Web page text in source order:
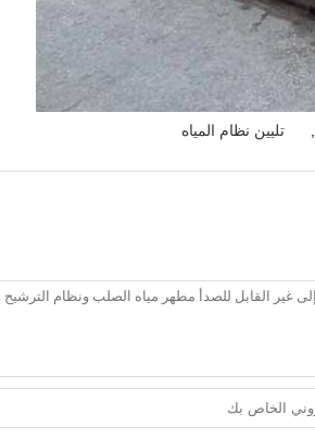
تليين نظام المياه